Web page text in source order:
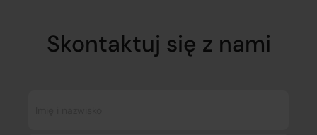
Skontaktuj się z nami